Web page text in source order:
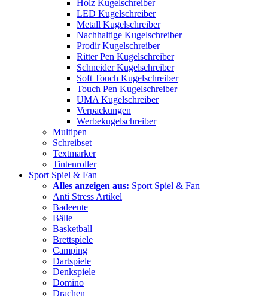
Holz Kugelschreiber
LED Kugelschreiber
Metall Kugelschreiber
Nachhaltige Kugelschreiber
Prodir Kugelschreiber
Ritter Pen Kugelschreiber
Schneider Kugelschreiber
Soft Touch Kugelschreiber
Touch Pen Kugelschreiber
UMA Kugelschreiber
Verpackungen
Werbekugelschreiber
Multipen
Schreibset
Textmarker
Tintenroller
Sport Spiel & Fan
Alles anzeigen aus: Sport Spiel & Fan
Anti Stress Artikel
Badeente
Bälle
Basketball
Brettspiele
Camping
Dartspiele
Denkspiele
Domino
Drachen